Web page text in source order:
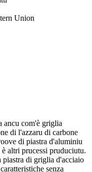
Union
ancu com'è griglia
di l'azzaru di carbone
di piastra d'aluminiu
altri prucessi pruduciutu.
piastra di griglia d'acciaio
senza